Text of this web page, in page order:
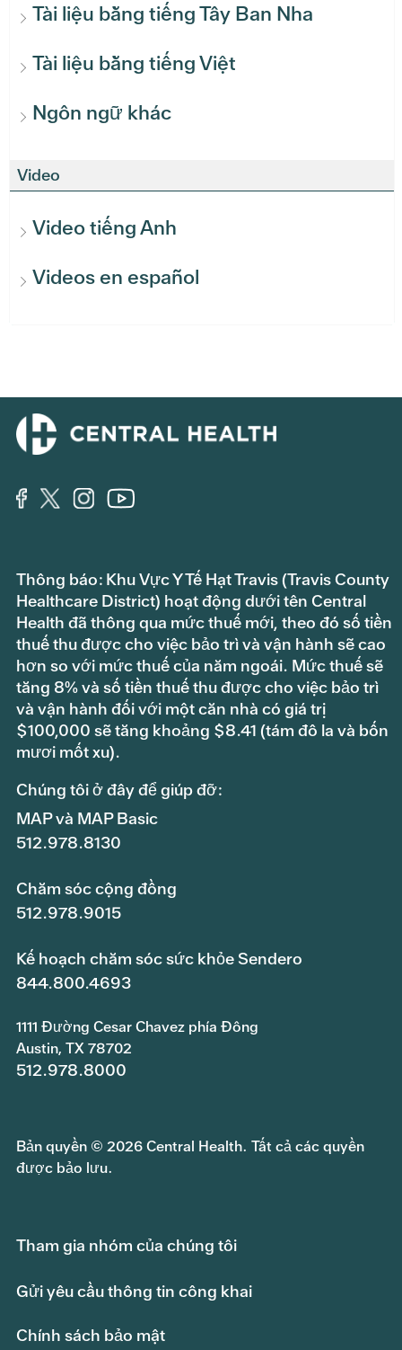
Tài liệu bằng tiếng Tây Ban Nha
Tài liệu bằng tiếng Việt
Ngôn ngữ khác
Video
Video tiếng Anh
Videos en español
Thông báo: Khu Vực Y Tế Hạt Travis (Travis County
Healthcare District) hoạt động dưới tên Central
Health đã thông qua mức thuế mới, theo đó số tiền
thuế thu được cho việc bảo trì và vận hành sẽ cao
hơn so với mức thuế của năm ngoái. Mức thuế sẽ
tăng 8% và số tiền thuế thu được cho việc bảo trì
và vận hành đối với một căn nhà có giá trị
$100,000 sẽ tăng khoảng $8.41 (tám đô la và bốn
mươi mốt xu).
Chúng tôi ở đây để giúp đỡ:
MAP và MAP Basic
512.978.8130
Chăm sóc cộng đồng
512.978.9015
Kế hoạch chăm sóc sức khỏe Sendero
844.800.4693
1111 Đường Cesar Chavez phía Đông
Austin, TX 78702
512.978.8000
Bản quyền © 2026 Central Health. Tất cả các quyền
được bảo lưu.
Tham gia nhóm của chúng tôi
Gửi yêu cầu thông tin công khai
Chính sách bảo mật